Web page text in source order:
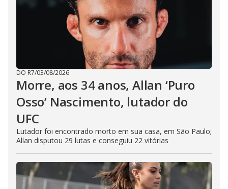
DO R7/03/08/2026
Morre, aos 34 anos, Allan ‘Puro
Osso’ Nascimento, lutador do
UFC
Lutador foi encontrado morto em sua casa, em São Paulo;
Allan disputou 29 lutas e conseguiu 22 vitórias